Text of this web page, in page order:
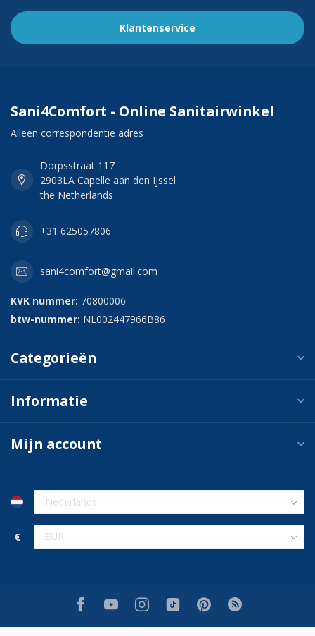
Klantenservice
Sani4Comfort - Online Sanitairwinkel
Alleen correspondentie adres
Dorpsstraat 117
2903LA Capelle aan den Ijssel
the Netherlands
+31 625057806
sani4comfort@gmail.com
KVK nummer: 70800006
btw-nummer: NL002447966B86
Categorieën
Informatie
Mijn account
€